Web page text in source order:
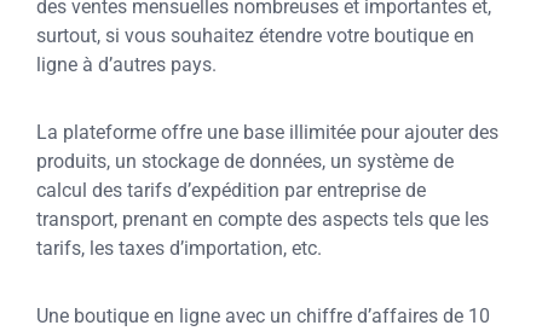
des ventes mensuelles nombreuses et importantes et,
surtout, si vous souhaitez étendre votre boutique en
ligne à d’autres pays.
La plateforme offre une base illimitée pour ajouter des
produits, un stockage de données, un système de
calcul des tarifs d’expédition par entreprise de
transport, prenant en compte des aspects tels que les
tarifs, les taxes d’importation, etc.
Une boutique en ligne avec un chiffre d’affaires de 10